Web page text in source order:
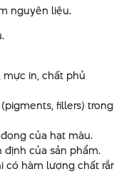
nguyên liệu.
mực in, chất phủ
fillers) trong
của hạt màu.
định của sản phẩm.
có hàm lượng chất